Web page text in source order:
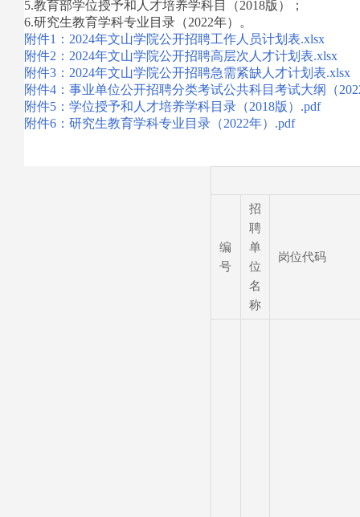
5.教育部学位授予和人才培养学科目（2018版）；
6.研究生教育学科专业目录（2022年）。
附件1：2024年文山学院公开招聘工作人员计划表.xlsx
附件2：2024年文山学院公开招聘高层次人才计划表.xlsx
附件3：2024年文山学院公开招聘急需紧缺人才计划表.xlsx
附件4：事业单位公开招聘分类考试公共科目考试大纲（
附件5：学位授予和人才培养学科目录（2018版）.pdf
附件6：研究生教育学科专业目录（2022年）.pdf
编
号
招
聘
单
位
名
称
岗位代码